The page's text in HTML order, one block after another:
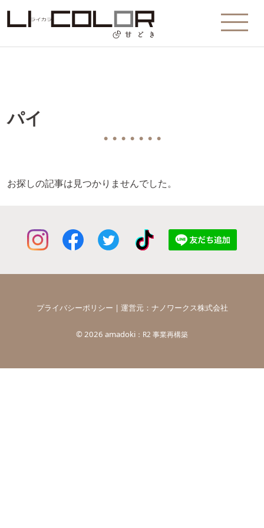
パイ
● ● ● ● ● ● ●
お探しの記事は見つかりませんでした。
プライバシーポリシー | 運営元： ナノワークス株式会社
©2026 amadoki ：R2 事業再構築